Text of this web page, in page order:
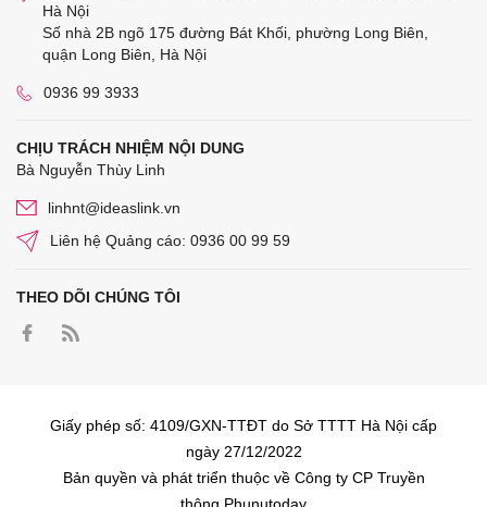
Hà Nội
Số nhà 2B ngõ 175 đường Bát Khối, phường Long Biên,
quận Long Biên, Hà Nội
0936 99 3933
CHỊU TRÁCH NHIỆM NỘI DUNG
Bà Nguyễn Thùy Linh
linhnt@ideaslink.vn
Liên hệ Quảng cáo: 0936 00 99 59
THEO DÕI CHÚNG TÔI
Giấy phép số: 4109/GXN-TTĐT do Sở TTTT Hà Nội cấp
ngày 27/12/2022
Bản quyền và phát triển thuộc về Công ty CP Truyền